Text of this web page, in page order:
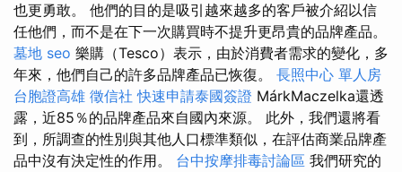
也更勇敢。 他們的目的是吸引越來越多的客戶被介紹以信
任他們，而不是在下一次購買時不提升更昂貴的品牌產品。
墓地 seo 樂購（Tesco）表示，由於消費者需求的變化，多
年來，他們自己的許多品牌產品已恢復。 長照中心 單人房
台胞證高雄 徵信社 快速申請泰國簽證 MárkMaczelka還透
露，近85％的品牌產品來自國內來源。 此外，我們還將看
到，所調查的性別與其他人口標準類似，在評估商業品牌產
品中沒有決定性的作用。 台中按摩排毒討論區 我們研究的